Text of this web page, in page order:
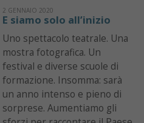
2 GENNAIO 2020
E siamo solo all’inizio
Uno spettacolo teatrale. Una
mostra fotografica. Un
festival e diverse scuole di
formazione. Insomma: sarà
un anno intenso e pieno di
sorprese. Aumentiamo gli